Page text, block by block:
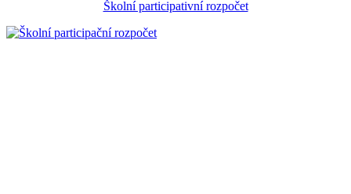
Školní participativní rozpočet